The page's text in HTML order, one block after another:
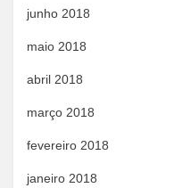
junho 2018
maio 2018
abril 2018
março 2018
fevereiro 2018
janeiro 2018